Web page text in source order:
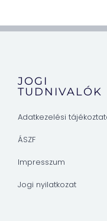
JOGI
TUDNIVALÓK
Adatkezelési
ÁSZF
Impresszum
Jogi nyilatkozat